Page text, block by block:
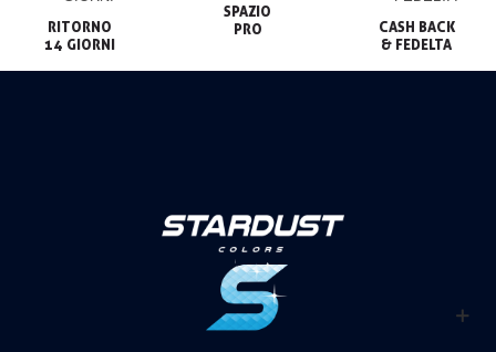
RITORNO
14 GIORNI
SPAZIO
PRO
CASH BACK
& FEDELTA